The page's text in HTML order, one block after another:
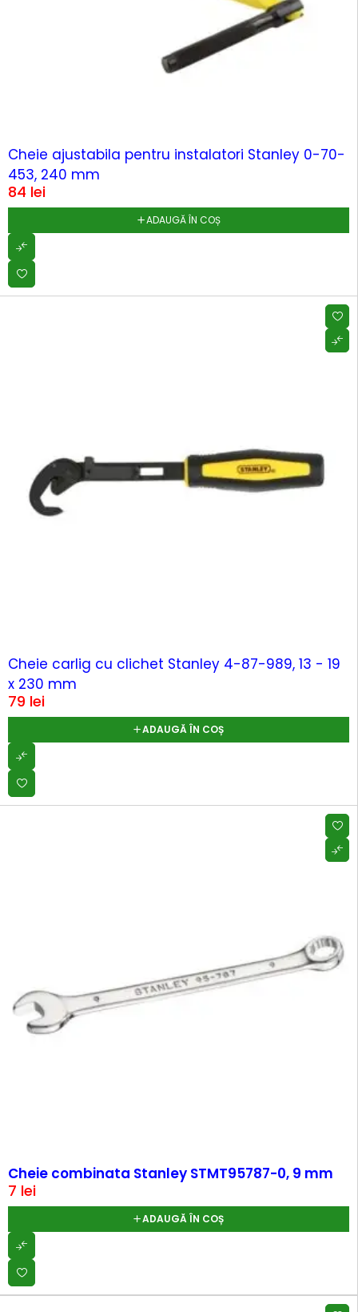
Cheie ajustabila pentru instalatori Stanley 0-70-
453, 240 mm
84 lei
ADAUGĂ ÎN COȘ
Cheie carlig cu clichet Stanley 4-87-989, 13 - 19
x 230 mm
79 lei
ADAUGĂ ÎN COȘ
Cheie combinata Stanley STMT95787-0, 9 mm
7 lei
ADAUGĂ ÎN COȘ